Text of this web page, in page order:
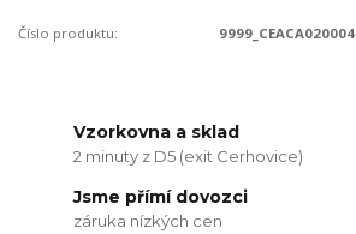
Číslo produktu: 9999_CEACA020004
Vzorkovna a sklad
2 minuty z D5 (exit Cerhovice)
Jsme přímí dovozci
záruka nízkých cen